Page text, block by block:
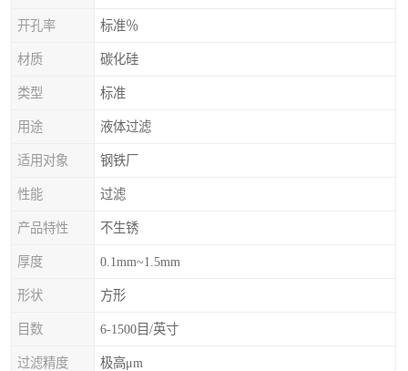
开孔率 标准％
材质 碳化硅
类型 标准
用途 液体过滤
适用对象 钢铁厂
性能 过滤
产品特性 不生锈
厚度 0.1mm~1.5mm
形状 方形
目数 6-1500目/英寸
过滤精度 极高μm